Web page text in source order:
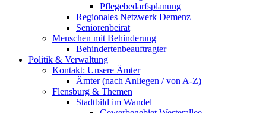
Pflegebedarfsplanung
Regionales Netzwerk Demenz
Seniorenbeirat
Menschen mit Behinderung
Behindertenbeauftragter
Politik & Verwaltung
Kontakt: Unsere Ämter
Ämter (nach Anliegen / von A-Z)
Flensburg & Themen
Stadtbild im Wandel